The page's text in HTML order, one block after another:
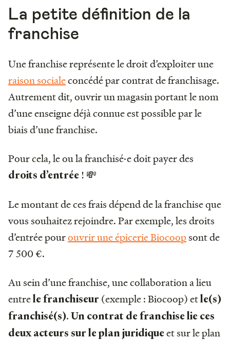
La petite définition de la
franchise
Une franchise représente le droit d’exploiter une
raison socialeconcédé par contrat de franchisage.
Autrement dit, ouvrir un magasin portant le nom
d’une enseigne déjà connue est possible par le
biais d’une franchise.
Pour cela, le ou la franchisé·e doit payer des
droits d’entrée ! 💸
Le montant de ces frais dépend de la franchise que
vous souhaitez rejoindre. Par exemple, les droits
d’entrée pourouvrir une épicerie Biocoopsont de
7 500 €.
Au sein d’une franchise, une collaboration a lieu
entrele franchiseur (exemple : Biocoop) etle(s)
franchisé(s). Un contrat de franchise lie ces
deux acteurs sur le plan juridiqueet sur le plan